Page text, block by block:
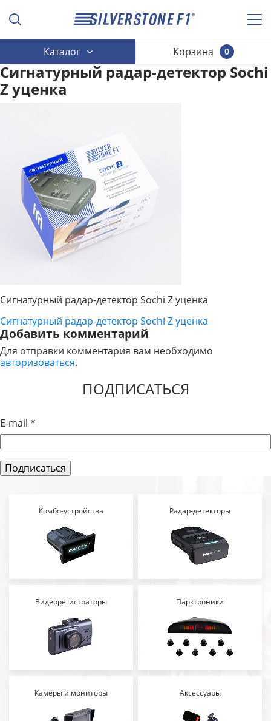
Каталог 0
Корзина
Сигнатурный радар-детектор Sochi
Z уценка
Сигнатурный радар-детектор Sochi Z уценка
НАВИГАЦИЯ
ПО
ЗАПИСЯМ
Сигнатурный радар-детектор Sochi Z уценка
Добавить комментарий
Для отправки комментария вам необходимо
авторизоваться.
ПОДПИСАТЬСЯ
E-mail *
Комбо-устройства Радар-детекторы
Видеорегистраторы Парктроники
Камеры и мониторы Аксессуары